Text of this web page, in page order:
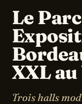
Le
XXL
Trois halls